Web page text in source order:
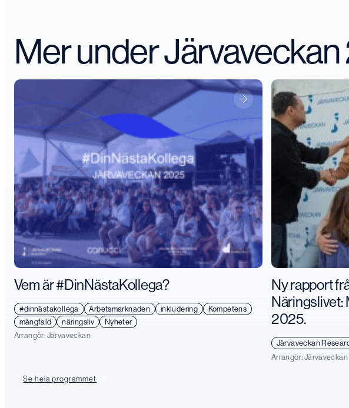
Mer under
Vem är #DinNästaKollega?
#dinnästakollega Arbetsmarknaden inkludering
Kompetens
mångfald
näringsliv
Nyheter
Arrangör: Järvaveckan
Ny rapport
Näringslivet:
2025.
Järvaveckan
Arrangör: Järvaveckan
Se hela programmet